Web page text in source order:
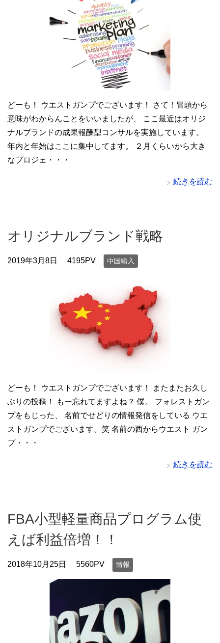
どーも！ ウエストガンプでございます！ さて！冒頭から
意味がわからんことをいいましたが、 ここ最近はオリジ
ナルブランドの成果報酬型コンサルを実施しています。
年内と年始はここに集中してます。 ２月くらいから大き
なプロジェ・・・
続きを読む
オリジナルブランド戦略
2019年3月8日 4195PV 中国輸入
どーも！ ウエストガンプでございます！ またまたお久し
ぶりの投稿！ もー忘れてますよね？ 僕。 フォレストガン
プをもじった、 名前でせどりの情報発信をしている ウエ
ストガンプでございます。笑 名前の西からウエスト ガン
プ・・・
続きを読む
FBA小型軽量商品プログラム使
えば利益倍増！！
2018年10月25日 5560PV 情報